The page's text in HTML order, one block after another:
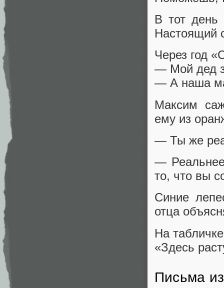
В тот день
Настоящий
Через год
— Мой дед
— А наша
Максим
ему из
— Ты же
—
то, что вы
Синие
отца
На
«Здесь
Письма